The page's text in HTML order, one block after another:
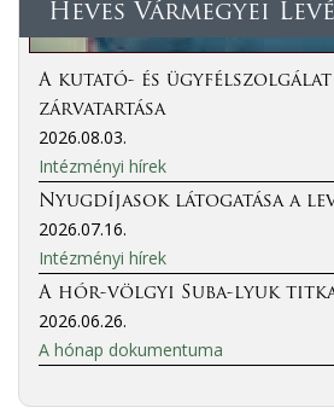
Heves Vármegyei
A kutató- és
zárvatartása
2026.08.03.
Intézményi hírek
Nyugdíjasok látogatása a
2026.07.16.
Intézményi hírek
A hór-völgyi Suba-lyuk
2026.06.26.
A hónap dokumentuma